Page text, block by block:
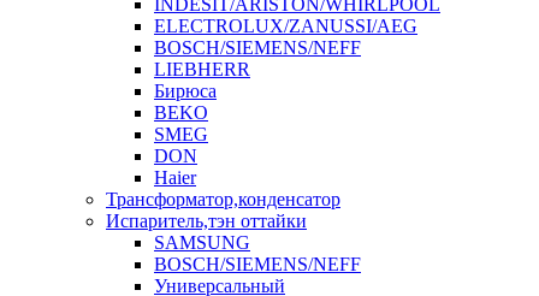
INDESIT/ARISTON/WHIRLPOOL
ELECTROLUX/ZANUSSI/AEG
BOSCH/SIEMENS/NEFF
LIEBHERR
Бирюса
BEKO
SMEG
DON
Haier
Трансформатор,конденсатор
Испаритель,тэн оттайки
SAMSUNG
BOSCH/SIEMENS/NEFF
Универсальный